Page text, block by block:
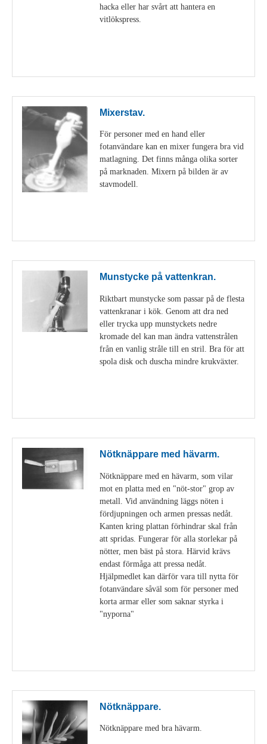
hacka eller har svårt att hantera en
vitlökspress.
Mixerstav.
För personer med en hand eller
fotanvändare kan en mixer fungera bra vid
matlagning. Det finns många olika sorter
på marknaden. Mixern på bilden är av
stavmodell.
Munstycke på vattenkran.
Riktbart munstycke som passar på de flesta
vattenkranar i kök. Genom att dra ned
eller trycka upp munstyckets nedre
kromade del kan man ändra vattenstrålen
från en vanlig stråle till en stril. Bra för att
spola disk och duscha mindre krukväxter.
Nötknäppare med hävarm.
Nötknäppare med en hävarm, som vilar
mot en platta med en "nöt-stor" grop av
metall. Vid användning läggs nöten i
fördjupningen och armen pressas nedåt.
Kanten kring plattan förhindrar skal från
att spridas. Fungerar för alla storlekar på
nötter, men bäst på stora. Härvid krävs
endast förmåga att pressa nedåt.
Hjälpmedlet kan därför vara till nytta för
fotanvändare såväl som för personer med
korta armar eller som saknar styrka i
"nyporna"
Nötknäppare.
Nötknäppare med bra hävarm.